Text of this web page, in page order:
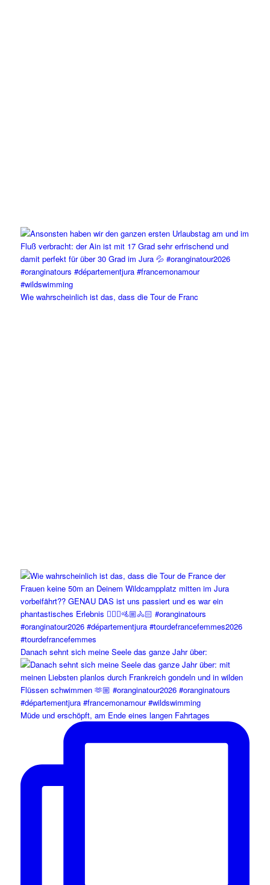
Wie wahrscheinlich ist das, dass die Tour de Franc
Danach sehnt sich meine Seele das ganze Jahr über:
Müde und erschöpft, am Ende eines langen Fahrtages